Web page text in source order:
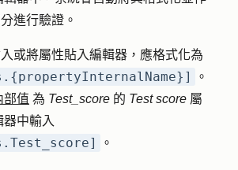
進行驗證。
或將屬性貼入編輯器，應格式化為
。
部值 為 Test_score 的 Test score 屬
器中輸入
。